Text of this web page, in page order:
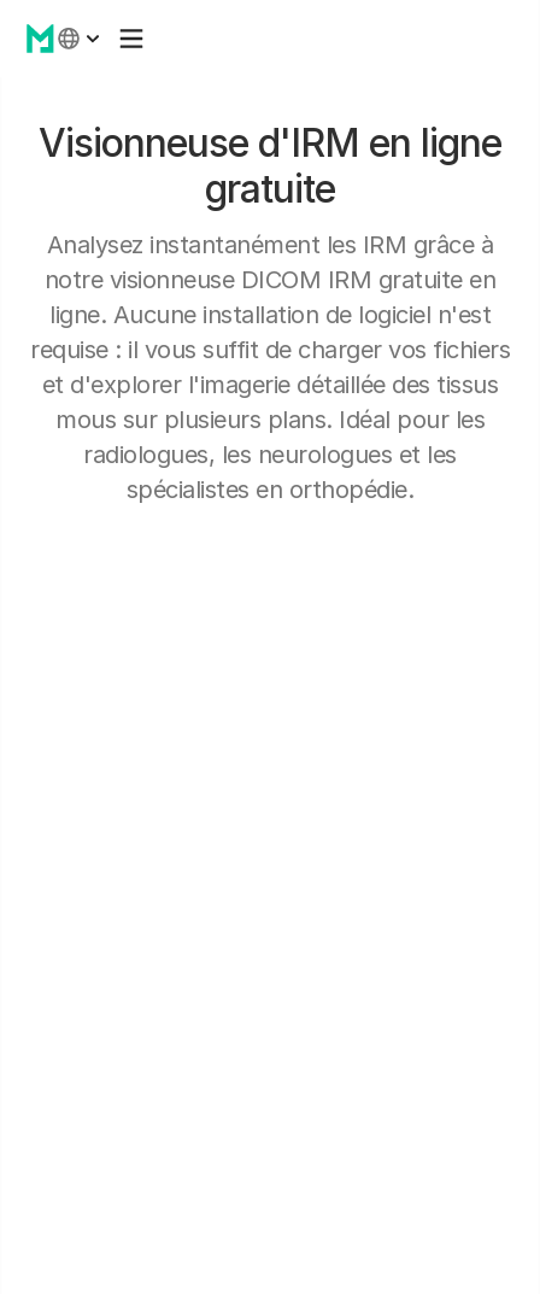
Visionneuse d'IRM en ligne
gratuite
Analysez instantanément les IRM grâce à
notre visionneuse DICOM IRM gratuite en
ligne. Aucune installation de logiciel n'est
requise : il vous suffit de charger vos fichiers
et d'explorer l'imagerie détaillée des tissus
mous sur plusieurs plans. Idéal pour les
radiologues, les neurologues et les
spécialistes en orthopédie.